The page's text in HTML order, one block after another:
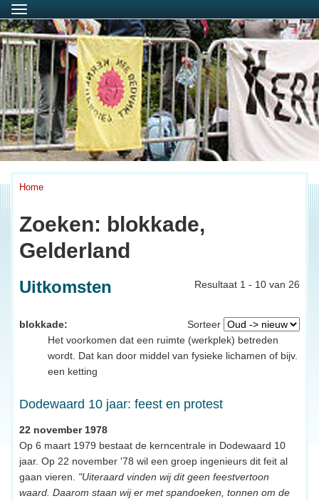
Menu
Home
Zoeken: blokkade,
Gelderland
Resultaat 1 - 10 van 26
Uitkomsten
Sorteer
blokkade:
Het voorkomen dat een ruimte (werkplek) betreden
wordt. Dat kan door middel van fysieke lichamen of bijv.
een ketting
Dodewaard 10 jaar: feest en protest
22 november 1978
Op 6 maart 1979 bestaat de kerncentrale in Dodewaard 10
jaar. Op 22 november '78 wil een groep ingenieurs dit feit al
gaan vieren. "Uiteraard vinden wij dit geen feestvertoon
waard. Daarom staan wij er met spandoeken, tonnen om de